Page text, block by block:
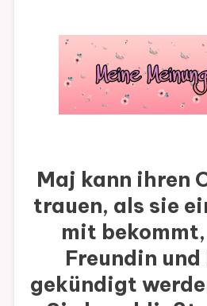
Maj kann ihren
trauen, als sie
mit
Freundin
gekündigt